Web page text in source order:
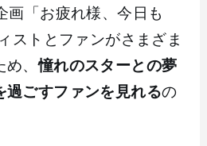
画「お疲れ様、今日も
ストとファンがさまざま
め、憧れのスターとの夢
過ごすファンを見れるの